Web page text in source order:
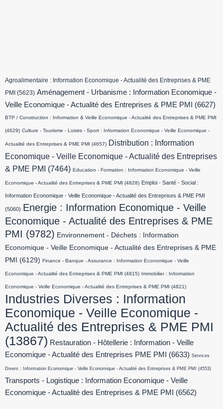
Agroalimentaire : Information Economique - Actualité des Entreprises & PME
PMI (5623) Aménagement - Urbanisme : Information Economique -
Veille Economique - Actualité des Entreprises & PME PMI
(6627)
BTP / Construction : Information & Veille Economique - Actualité des Entreprises & PME PMI
(4629) Culture - Tourisme - Loisirs - Sport : Information Economique - Veille Economique -
Actualité des Entreprises & PME PMI (4657) Distribution : Information
Economique - Veille Economique - Actualité des Entreprises
& PME PMI
(7464) Education - Formation : Information Economique - Veille
Economique - Actualité des Entreprises & PME PMI (4828) Emploi - Santé - Social :
Information Economique - Veille Economique - Actualité des Entreprises & PME PMI
(5060) Energie : Information Economique - Veille
Economique - Actualité des Entreprises & PME
PMI (9782) Environnement - Déchets : Information
Economique - Veille Economique - Actualité des Entreprises & PME
PMI
(6129) Finance - Banque - Assurance : Information Economique - Veille
Economique - Actualité des Entreprises & PME PMI (4815) Immobilier : Information
Economique - Veille Economique - Actualité des Entreprises & PME PMI (4821)
Industries Diverses : Information
Economique - Veille Economique -
Actualité des Entreprises & PME PMI
(13867) Restauration - Hôtellerie : Information - Veille
Economique - Actualité des Entreprises PME PMI
(6633) Services
Divers : Information Economique - Veille Economique - Actualité des Entreprises & PME PMI (4553)
Transports - Logistique : Information Economique - Veille
Economique - Actualité des Entreprises & PME PMI
(6562)